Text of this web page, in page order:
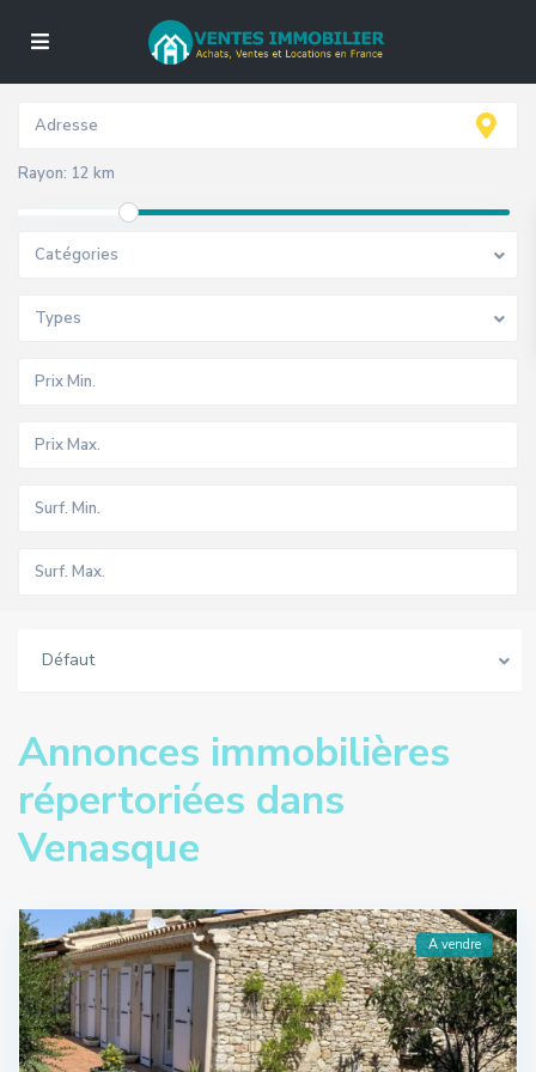
Rayon: 12 km
Catégories
Types
Défaut
Annonces immobilières
répertoriées dans
Venasque
A vendre